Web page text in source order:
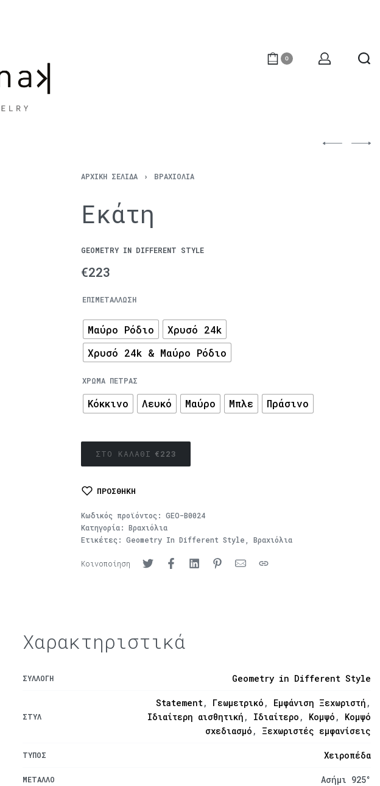
0
ΑΡΧΙΚΉ ΣΕΛΊΔΑ › ΒΡΑΧΙΌΛΙΑ
Εκάτη
GEOMETRY IN DIFFERENT STYLE
€223
ΕΠΙΜΕΤΆΛΛΩΣΗ
Μαύρο Ρόδιο
Χρυσό 24k
Χρυσό 24k & Μαύρο Ρόδιο
ΧΡΏΜΑ ΠΈΤΡΑΣ
Κόκκινο Λευκό Μαύρο Μπλε Πράσινο
€223
ΣΤΟ ΚΑΛΆΘΙ
ΠΡΟΣΘΉΚΗ
Κωδικός προϊόντος:GEO-B0024
Κατηγορία:Βραχιόλια
Ετικέτες:Geometry In Different Style ,Βραχιόλια
Κοινοποίηση
Χαρακτηριστικά
ΣΥΛΛΟΓΉ Geometry in Different Style
ΣΤΥΛ
Statement, Γεωμετρικό , Εμφάνιση Ξεχωριστή ,
Ιδιαίτερη αισθητική , Ιδιαίτερο , Κομψό , Κομψό
σχεδιασμό , Ξεχωριστές εμφανίσεις
ΤΎΠΟΣ Χειροπέδα
ΜΈΤΑΛΛΟ Ασήμι 925°